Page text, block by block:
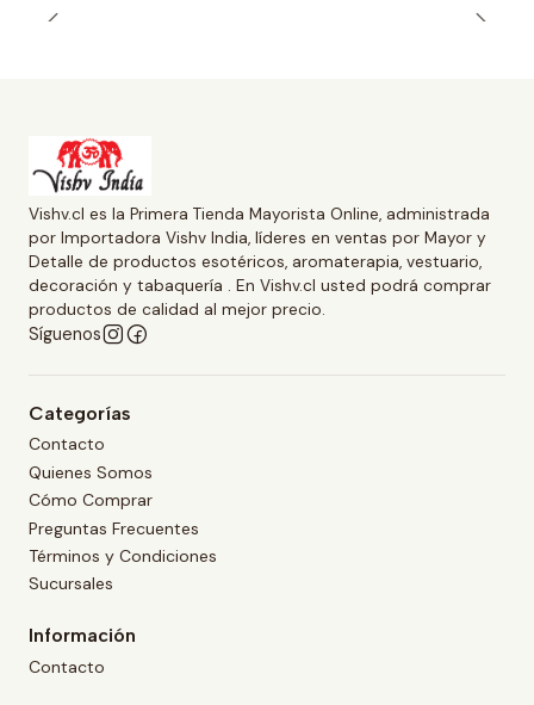
Vishv.cl es la Primera Tienda Mayorista Online, administrada
por Importadora Vishv India, líderes en ventas por Mayor y
Detalle de productos esotéricos, aromaterapia, vestuario,
decoración y tabaquería . En Vishv.cl usted podrá comprar
productos de calidad al mejor precio.
Síguenos
Categorías
Contacto
Quienes Somos
Cómo Comprar
Preguntas Frecuentes
Términos y Condiciones
Sucursales
Información
Contacto